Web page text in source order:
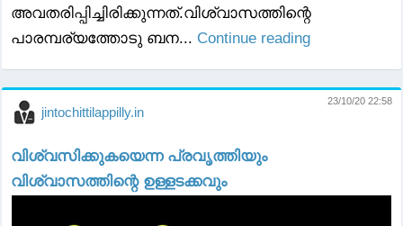
അവതരിപ്പിച്ചിരിക്കുന്നത്.വിശ്വാസത്തിന്റെ
പാരമ്പര്യത്തോടു ബന... Continue reading
jintochittilappilly.in
23/10/20 22:58
വിശ്വസിക്കുകയെന്ന പ്രവൃത്തിയും
വിശ്വാസത്തിന്റെ ഉള്ളടക്കവും